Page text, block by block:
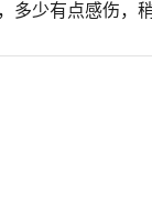
少有点感伤，